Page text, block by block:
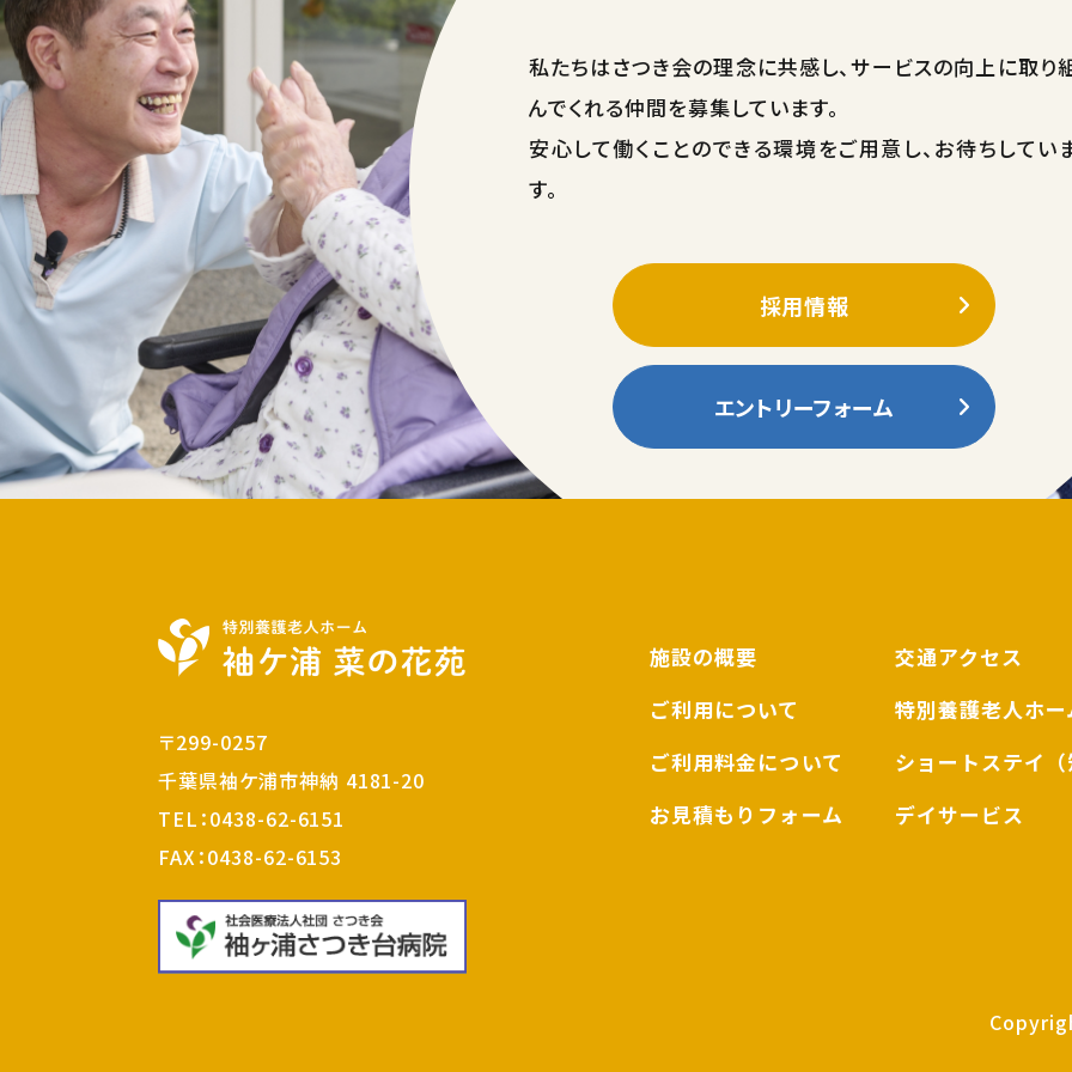
私たちはさつき会の理念に共感し、サービスの向上に取り
んでくれる仲間を募集しています。
安心して働くことのできる環境をご用意し、お待ちしてい
す。
採用情報
エントリーフォーム
〒299-0257
千葉県袖ケ浦市神納 4181-20
TEL：0438-62-6151
FAX：0438-62-6153
施設の概要
ご利用について
ご利用料金について
お見積もりフォーム
交通アクセス
特別養護老人ホー
ショートステイ
デイサービス